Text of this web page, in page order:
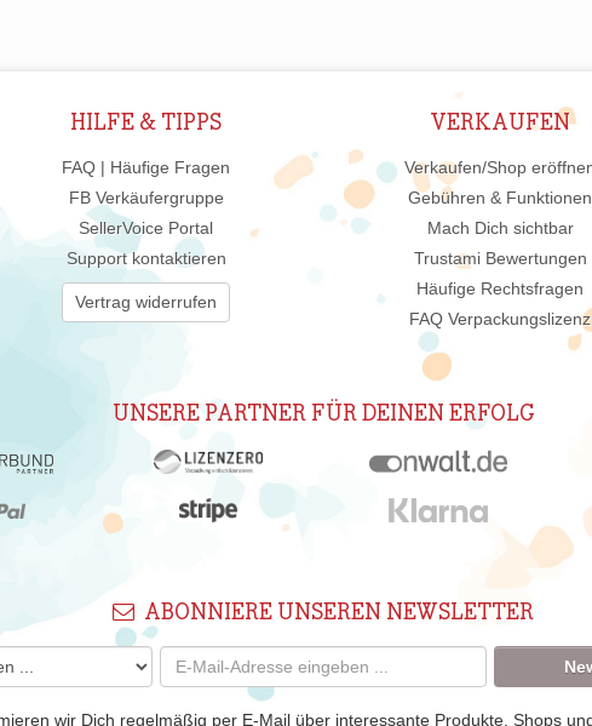
HILFE & TIPPS
FAQ | Häufige Fragen
FB Verkäufergruppe
SellerVoice Portal
Support kontaktieren
Vertrag widerrufen
VERKAUFEN
Verkaufen/Shop
Gebühren & Funktionen
Mach Dich sichtbar
Trustami Bewertungen
Häufige Rechtsfragen
FAQ Verpackungslizenz
UNSERE PARTNER FÜR DEINEN ERFOLG
ABONNIERE UNSEREN NEWSLETTER
wir Dich regelmäßig per E-Mail über interessante Produkte, Shops